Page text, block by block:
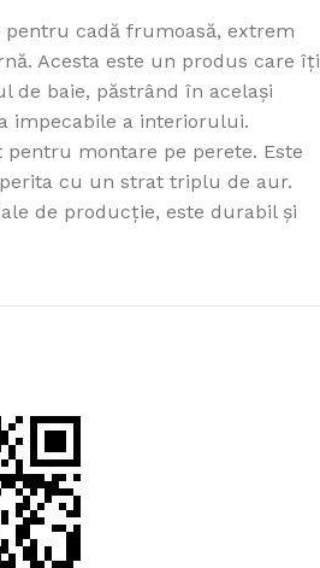
cadă frumoasă, extrem
Acesta este un produs care îți
de baie, păstrând în același
impecabile a interiorului.
pentru montare pe perete. Este
cu un strat triplu de aur.
de producție, este durabil și